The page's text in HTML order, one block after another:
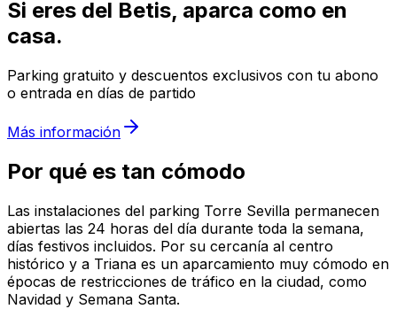
Si eres del Betis, aparca como en
casa.
Parking gratuito y descuentos exclusivos con tu abono
o entrada en días de partido
Más información
Por qué es tan cómodo
Las instalaciones del parking Torre Sevilla permanecen
abiertas las 24 horas del día durante toda la semana,
días festivos incluidos. Por su cercanía al centro
histórico y a Triana es un aparcamiento muy cómodo en
épocas de restricciones de tráfico en la ciudad, como
Navidad y Semana Santa.